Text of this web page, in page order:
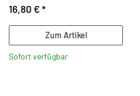
16,80 € *
Zum Artikel
Sofort verfügbar